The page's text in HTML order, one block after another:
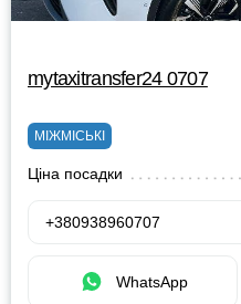
mytaxitransfer24 0707
МІЖМІСЬКІ
Ціна посадки
+380938960707
WhatsApp